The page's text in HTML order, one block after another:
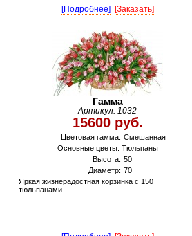
[Подробнее] [Заказать]
Гамма
Артикул: 1032
15600 руб.
Цветовая гамма: Смешанная
Основные цветы: Тюльпаны
Высота: 50
Диаметр: 70
Яркая жизнерадостная корзинка с 150
тюльпанами